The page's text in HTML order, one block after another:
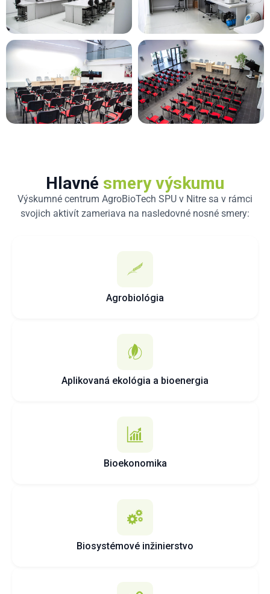
Hlavné smery výskumu
Výskumné centrum AgroBioTech SPU v Nitre sa v rámci
svojich aktivít zameriava na nasledovné nosné smery:
Agrobiológia
Aplikovaná ekológia a bioenergia
Bioekonomika
Biosystémové inžinierstvo